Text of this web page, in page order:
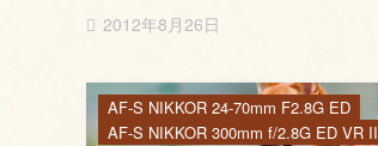
2012年8月26日
AF-S NIKKOR 24-70mm F2.8G ED
AF-S NIKKOR 300mm f/2.8G ED VR II